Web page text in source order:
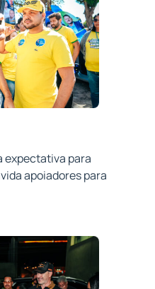
expectativa para
apoiadores para